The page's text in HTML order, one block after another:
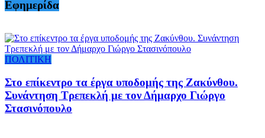
Εφημερίδα
ΠΟΛΙΤΙΚΗ
Στο επίκεντρο τα έργα υποδομής της Ζακύνθου.
Συνάντηση Τρεπεκλή με τον Δήμαρχο Γιώργο
Στασινόπουλο